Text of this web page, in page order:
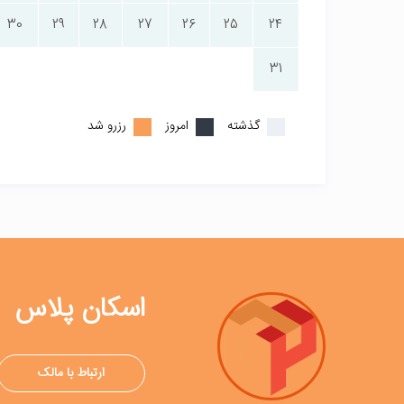
24
25
26
27
28
29
30
31
گذشته امروز رزرو شد
اسکان پلاس
ارتباط با مالک